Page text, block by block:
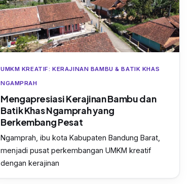
UMKM KREATIF: KERAJINAN BAMBU & BATIK KHAS
NGAMPRAH
Mengapresiasi Kerajinan Bambu dan
Batik Khas Ngamprah yang
Berkembang Pesat
Ngamprah, ibu kota Kabupaten Bandung Barat,
menjadi pusat perkembangan UMKM kreatif
dengan kerajinan